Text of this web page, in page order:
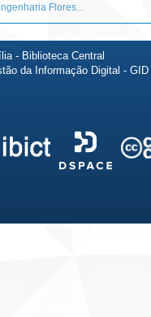
Flores...
- Biblioteca Central
da Informação Digital - GID